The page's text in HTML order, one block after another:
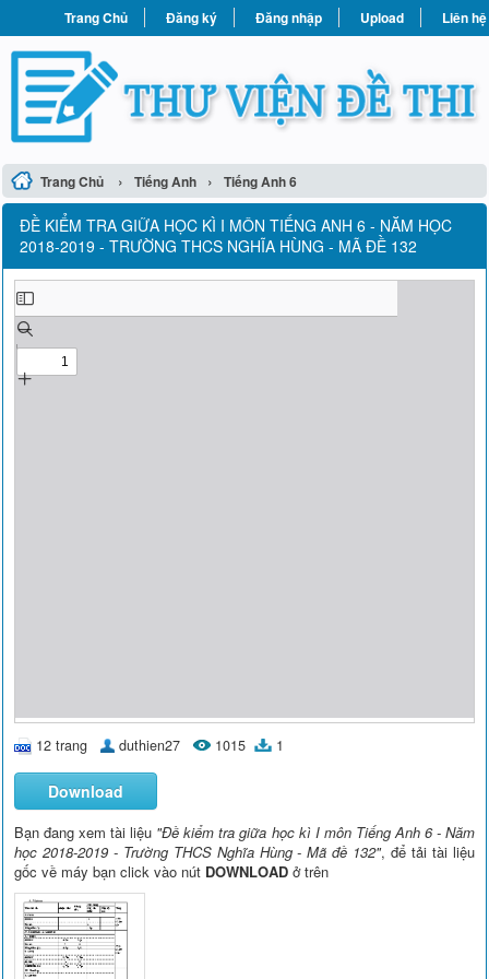
Trang Chủ Đăng ký Đăng nhập Upload Liên hệ
Trang Chủ › Tiếng Anh › Tiếng Anh 6
ĐỀ KIỂM TRA GIỮA HỌC KÌ I MÔN TIẾNG ANH 6 - NĂM HỌC
2018-2019 - TRƯỜNG THCS NGHĨA HÙNG - MÃ ĐỀ 132
12 trang duthien27 1015 1
Download
Bạn đang xem tài liệu "Đề kiểm tra giữa học kì I môn Tiếng Anh 6 - Năm
học 2018-2019 - Trường THCS Nghĩa Hùng - Mã đề 132", để tải tài liệu
gốc về máy bạn click vào nút DOWNLOAD ở trên